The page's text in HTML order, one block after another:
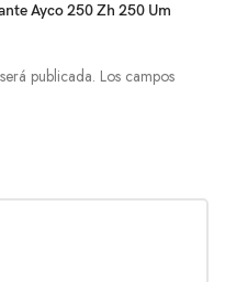
Ayco 250 Zh 250 Um
publicada. Los campos